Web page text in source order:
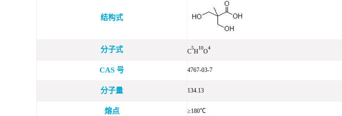
结构式
分子式 C
5
H
10
O
4
CAS 号 4767-03-7
分子量 134.13
熔点 ≥180℃